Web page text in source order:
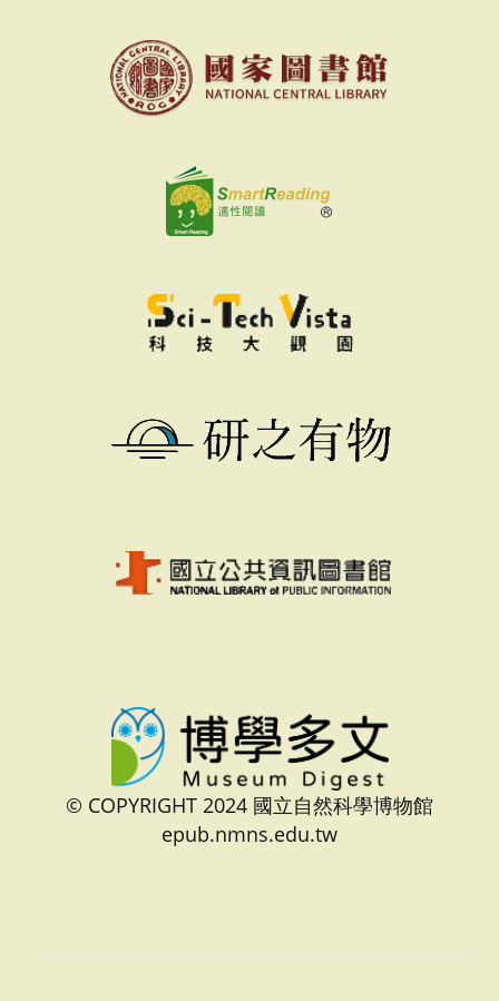
© COPYRIGHT 2024 國立自然科學博物館
epub.nmns.edu.tw